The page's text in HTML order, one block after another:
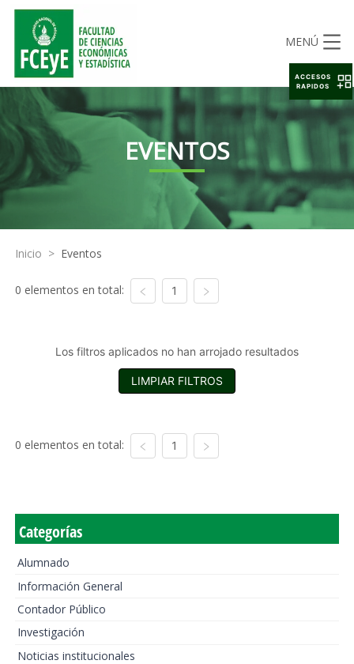
MENÚ
EVENTOS
Inicio > Eventos
0 elementos en total: 1
Los filtros aplicados no han arrojado resultados
LIMPIAR FILTROS
0 elementos en total: 1
Categorías
Alumnado
Información General
Contador Público
Investigación
Noticias institucionales
ACCESOS
RAPIDOS